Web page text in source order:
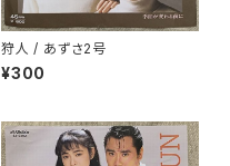
狩人 / あずさ2号
¥300